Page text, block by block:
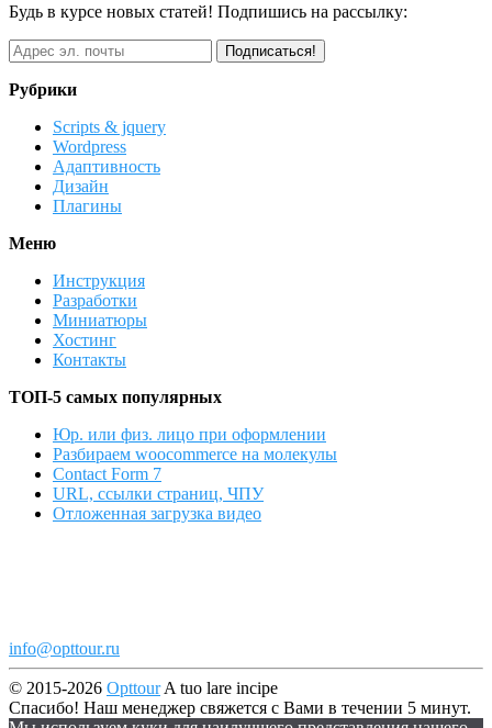
Будь в курсе новых статей! Подпишись на рассылку:
Рубрики
Scripts & jquery
Wordpress
Адаптивность
Дизайн
Плагины
Меню
Инструкция
Разработки
Миниатюры
Хостинг
Контакты
ТОП-5 самых популярных
Юр. или физ. лицо при оформлении
Разбираем woocommerce на молекулы
Contact Form 7
URL, ссылки страниц, ЧПУ
Отложенная загрузка видео
info@opttour.ru
© 2015-2026 OpttourA tuo lare incipe
Спасибо! Наш менеджер свяжется с Вами в течении 5 минут.